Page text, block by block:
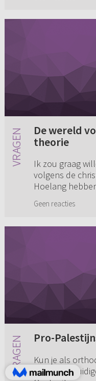
De wereld
theorie
Ik zou graag
volgens de
Hoelang
Hebben ze ook
Geen reacties
Pro-
Kun je als
gezien de